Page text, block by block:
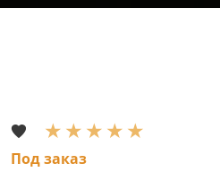
Под заказ